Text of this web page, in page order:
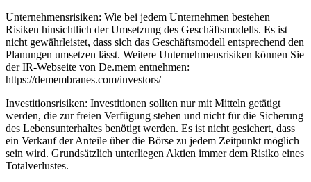
Unternehmensrisiken: Wie bei jedem Unternehmen bestehen
Risiken hinsichtlich der Umsetzung des Geschäftsmodells. Es ist
nicht gewährleistet, dass sich das Geschäftsmodell entsprechend den
Planungen umsetzen lässt. Weitere Unternehmensrisiken können Sie
der IR-Webseite von De.mem entnehmen:
https://demembranes.com/investors/
Investitionsrisiken: Investitionen sollten nur mit Mitteln getätigt
werden, die zur freien Verfügung stehen und nicht für die Sicherung
des Lebensunterhaltes benötigt werden. Es ist nicht gesichert, dass
ein Verkauf der Anteile über die Börse zu jedem Zeitpunkt möglich
sein wird. Grundsätzlich unterliegen Aktien immer dem Risiko eines
Totalverlustes.